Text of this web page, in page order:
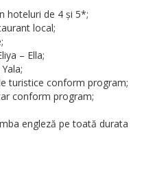
hoteluri de 4 și 5*;
local;
– Ella;
turistice conform program;
conform program;
engleză pe toată durata